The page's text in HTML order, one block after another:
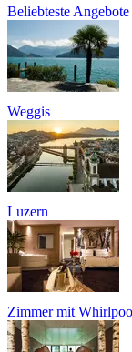
Beliebteste Angebote
Weggis
Luzern
Zimmer mit